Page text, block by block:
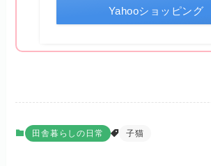
Yahooショッピング
田舎暮らしの日常 子猫